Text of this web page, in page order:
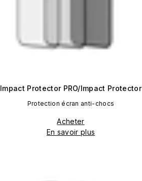
Impact Protector PRO/Impact Protector
Protection écran anti-chocs
Acheter
En savoir plus